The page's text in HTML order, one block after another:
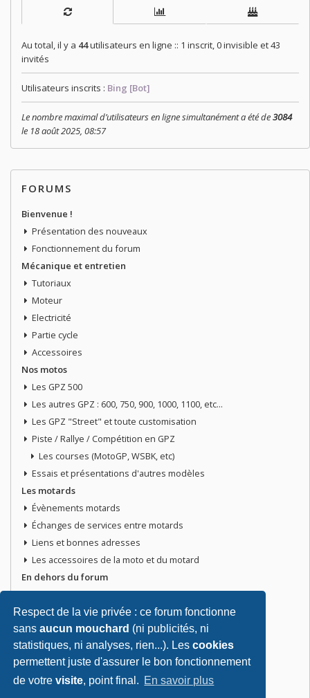
Respect de la vie privée : ce forum fonctionne
sansaucun mouchard (ni publicités, ni
statistiques, ni analyses, rien...). Lescookies
permettent juste d'assurer le bon fonctionnement
de votrevisite, point final. En savoir plus
Au total, il y a 44utilisateurs en ligne :: 1 inscrit, 0 invisible et 43
invités
Utilisateurs inscrits : Bing [Bot]
Le nombre maximal d’utilisateurs en ligne simultanément a été de3084
le 18 août 2025, 08:57
FORUMS
Bienvenue !
Présentation des nouveaux
Fonctionnement du forum
Mécanique et entretien
Tutoriaux
Moteur
Electricité
Partie cycle
Accessoires
Nos motos
Les GPZ 500
Les autres GPZ : 600, 750, 900, 1000, 1100, etc...
Les GPZ "Street" et toute customisation
Piste / Rallye / Compétition en GPZ
Les courses (MotoGP, WSBK, etc)
Essais et présentations d'autres modèles
Les motards
Évènements motards
Échanges de services entre motards
Liens et bonnes adresses
Les accessoires de la moto et du motard
En dehors du forum
Discussions libres
Petites annonces
Vends ta moto
Vends pièces ou équipements / accessoires du motard
Recherche moto ou pièces
Tout doit disparaitre !